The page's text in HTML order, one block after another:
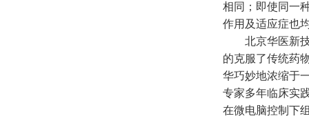
相同；即使同一
作用及适应症也
北京华医新
的克服了传统药
华巧妙地浓缩于
专家多年临床实
在微电脑控制下